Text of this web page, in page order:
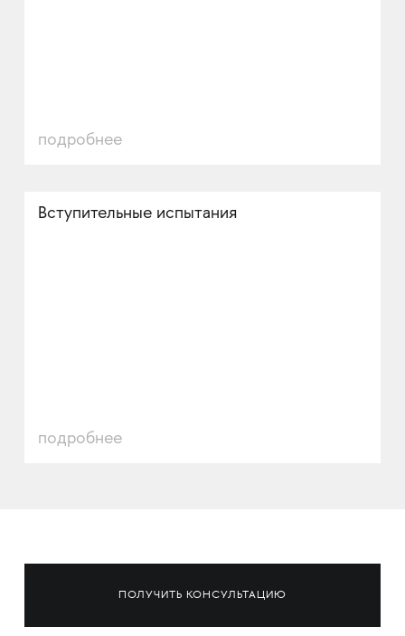
подробнее
Вступительные испытания
подробнее
ПОЛУЧИТЬ КОНСУЛЬТАЦИЮ